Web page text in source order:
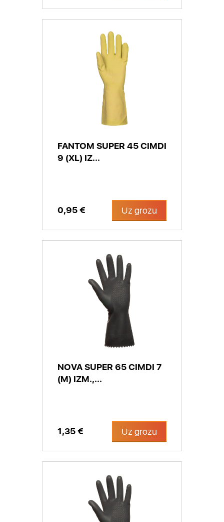
FANTOM SUPER 45 CIMDI
9 (XL) IZ...
0,95 € Uz grozu
NOVA SUPER 65 CIMDI 7
(M) IZM.,...
1,35 € Uz grozu